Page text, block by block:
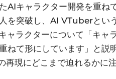
AIキャラクター開発を重
を突破し、AI VTuberとい
ラクターについて「キャ
ねて形にしています」と説
再現にどこまで迫れるかに